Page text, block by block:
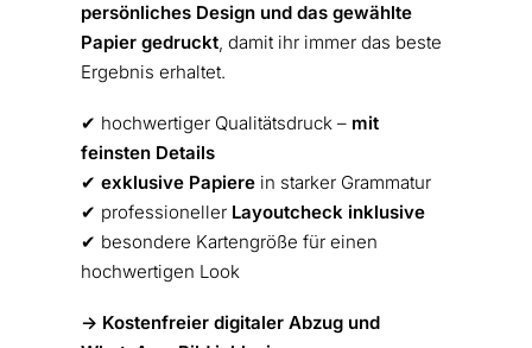
persönliches Design und das gewählte
Papier gedruckt, damit ihr immer das beste
Ergebnis erhaltet.
✔︎ hochwertiger Qualitätsdruck – mit
feinsten Details
✔︎ exklusive Papierein starker Grammatur
✔︎ professioneller Layoutcheck inklusive
✔︎ besondere Kartengröße für einen
hochwertigen Look
-> Kostenfreier digitaler Abzug und